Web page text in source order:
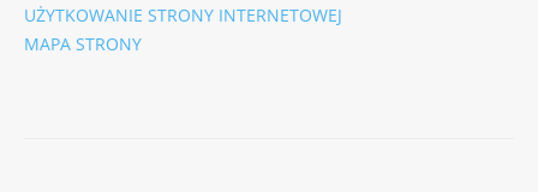
UŻYTKOWANIE STRONY INTERNETOWEJ
MAPA STRONY